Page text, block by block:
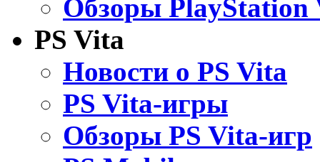
Обзоры PlayStation
PS Vita
Новости о PS Vita
PS Vita-игры
Обзоры PS Vita-игр